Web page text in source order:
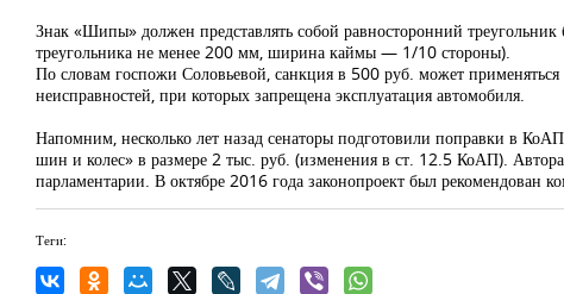
Знак «Шипы» должен представлять собой равносторонний
треугольника не менее 200 мм, ширина каймы — 1/10 стороны).
По словам госпожи Соловьевой, санкция в 500 руб. может
неисправностей, при которых запрещена эксплуатация автомобиля.
Напомним, несколько лет назад сенаторы подготовили поправки в
шин и колес» в размере 2 тыс. руб. (изменения в ст. 12.5 КоАП).
парламентарии. В октябре 2016 года законопроект был рекомендован
Теги: